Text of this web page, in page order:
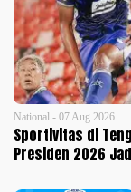
National - 07 Aug 2026
Sportivitas di
Presiden 2026